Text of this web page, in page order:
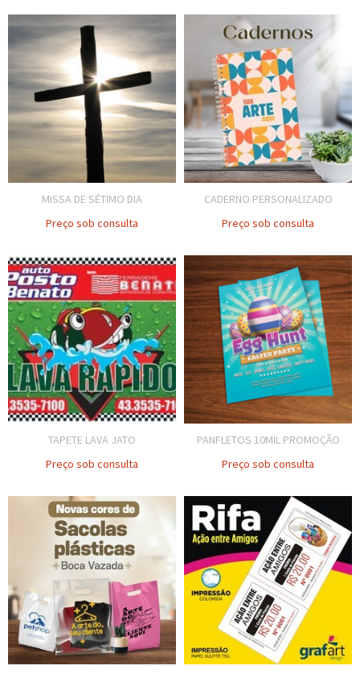
MISSA DE SÉTIMO DIA
Preço sob consulta
CADERNO PERSONALIZADO
Preço sob consulta
TAPETE LAVA JATO
Preço sob consulta
PANFLETOS 10MIL PROMOÇÃO
Preço sob consulta